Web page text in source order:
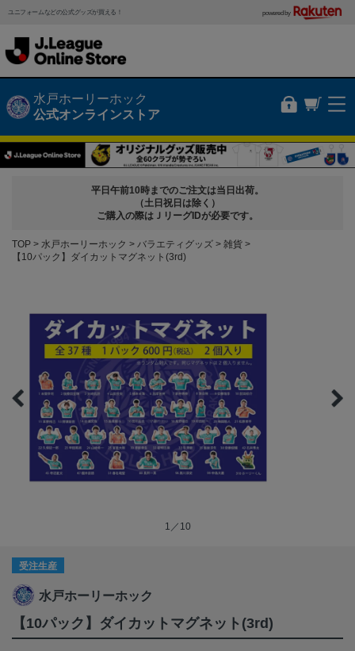
ユニフォームなどの公式グッズが買える！ powered by
水戸ホーリーホック
公式オンラインストア
平日午前10時までのご注文は当日出荷。
（土日祝日は除く）
ご購入の際はＪリーグIDが必要です。
TOP 水戸ホーリーホック バラエティグッズ
雑貨
【10パック】ダイカットマグネット(3rd)
1／10
受注生産
水戸ホーリーホック
【10パック】ダイカットマグネット(3rd)